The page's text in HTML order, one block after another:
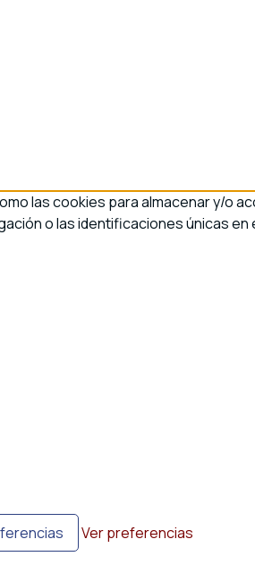
las cookies para almacenar y/o
o las identificaciones únicas
Ver preferencias